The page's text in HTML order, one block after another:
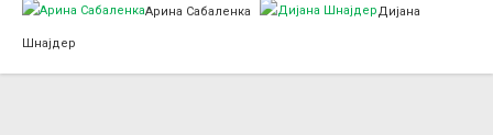
Арина Сабаленка Дијана
Шнајдер